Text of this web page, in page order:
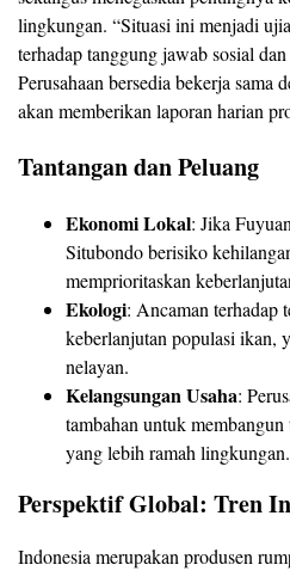
lingkungan. “Situasi ini menjadi
terhadap tanggung jawab sosial
Perusahaan bersedia bekerja sama
akan memberikan laporan harian
Tantangan dan Peluang
Ekonomi Lokal: Jika
Situbondo berisiko
memprioritaskan
Ekologi: Ancaman terhadap
keberlanjutan populasi ikan,
nelayan.
Kelangsungan Usaha:
tambahan untuk
yang lebih ramah lingkungan.
Perspektif Global: Tren
Indonesia merupakan produsen